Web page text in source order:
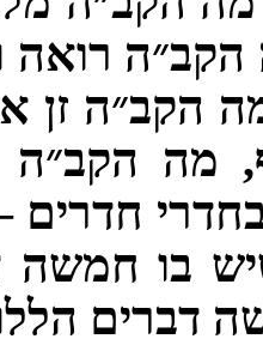
רואה
הקב״ה זן
, מה
חדרים
בו חמשה
דברים